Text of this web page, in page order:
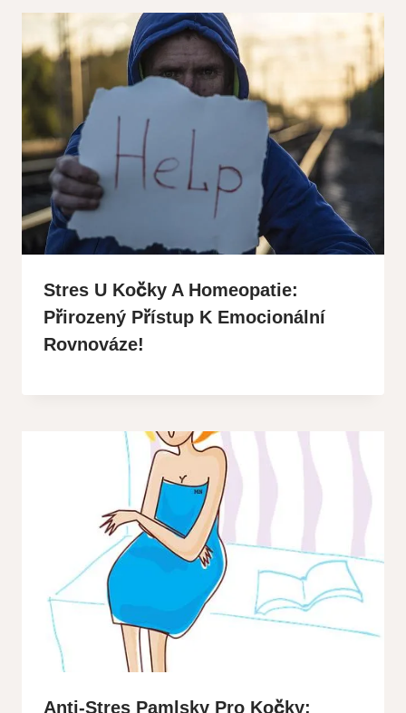
Stres U Kočky A Homeopatie:
Přirozený Přístup K Emocionální
Rovnováze!
Anti-Stres Pamlsky Pro Kočky: